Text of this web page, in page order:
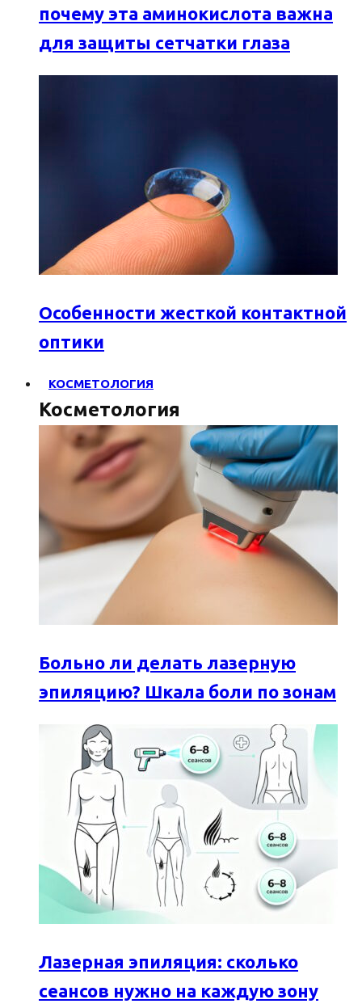
почему эта аминокислота важна
для защиты сетчатки глаза
Особенности жесткой контактной
оптики
КОСМЕТОЛОГИЯ
Косметология
Больно ли делать лазерную
эпиляцию? Шкала боли по зонам
Лазерная эпиляция: сколько
сеансов нужно на каждую зону